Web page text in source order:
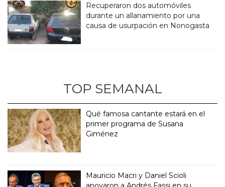
Recuperaron dos automóviles
durante un allanamiento por una
causa de usurpación en Nonogasta
TOP SEMANAL
Qué famosa cantante estará en el
primer programa de Susana
Giménez
Mauricio Macri y Daniel Scioli